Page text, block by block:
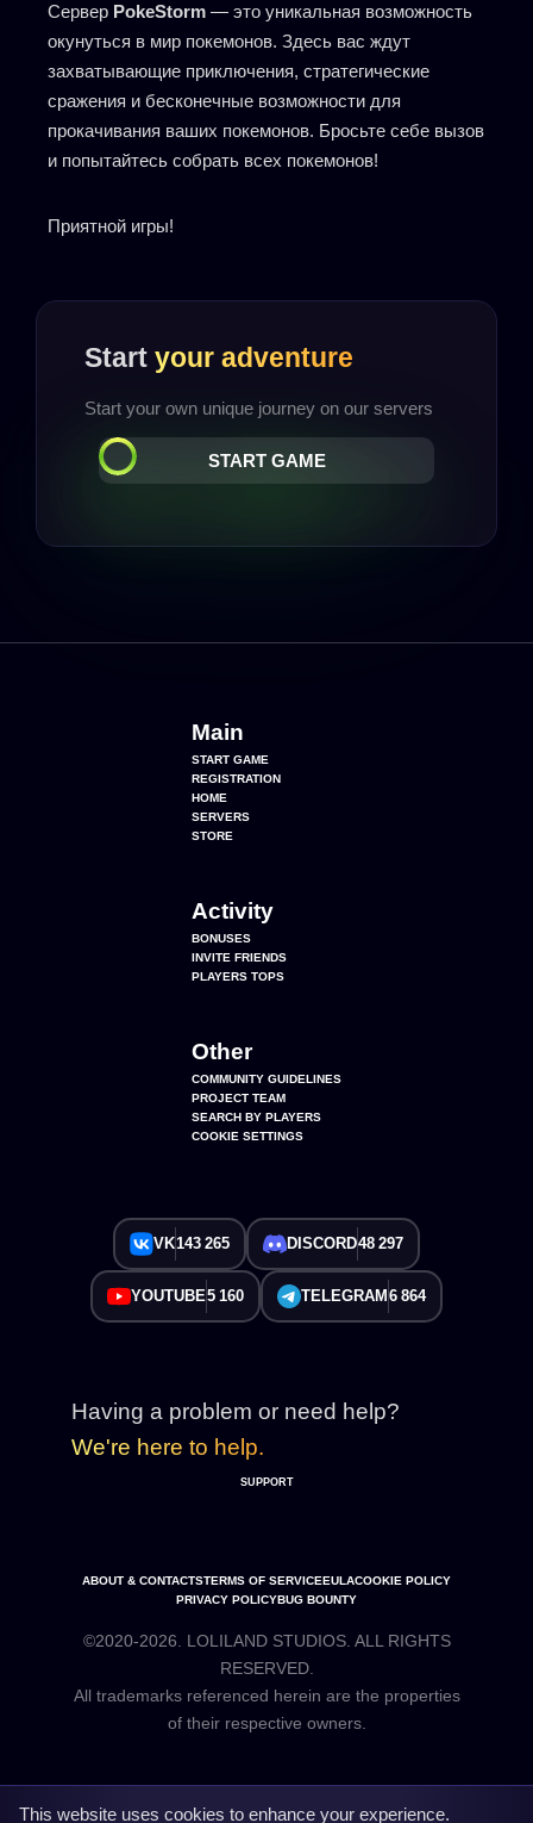
Сервер PokeStorm — это уникальная возможность
окунуться в мир покемонов. Здесь вас ждут
захватывающие приключения, стратегические
сражения и бесконечные возможности для
прокачивания ваших покемонов. Бросьте себе вызов
и попытайтесь собрать всех покемонов!
Приятной игры!
Start your adventure
Start your own unique journey on our servers
START GAME
Main
START GAME
REGISTRATION
HOME
SERVERS
STORE
Activity
BONUSES
INVITE FRIENDS
PLAYERS TOPS
Other
COMMUNITY GUIDELINES
PROJECT TEAM
SEARCH BY PLAYERS
COOKIE SETTINGS
VK143 265 DISCORD48 297
YOUTUBE5 160 TELEGRAM 6 864
Having a problem or need help?
We're here to help.
SUPPORT
ABOUT & CONTACTSTERMS OF SERVICEEULACOOKIE POLICY
PRIVACY POLICYBUG BOUNTY
©2020-2026. LOLILAND STUDIOS. ALL RIGHTS
RESERVED.
All trademarks referenced herein are the properties
This website uses cookies to enhance your experience.